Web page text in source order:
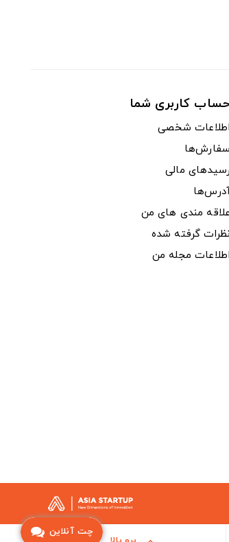
کاربری شما
اطلاعات شخصی
سفارش‌ها
رسیدهای مالی
علاقه مندی های من
نظرات گرفته شده
اطلاعات مجله من
چت آنلاین